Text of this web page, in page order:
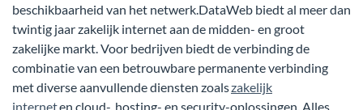
beschikbaarheid van het netwerk.DataWeb biedt al meer dan
twintig jaar zakelijk internet aan de midden- en groot
zakelijke markt. Voor bedrijven biedt de verbinding de
combinatie van een betrouwbare permanente verbinding
met diverse aanvullende diensten zoalszakelijk
interneten cloud-, hosting- en security-oplossingen. Alles